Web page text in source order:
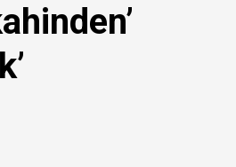
Hür Ağbaba gözaltında!